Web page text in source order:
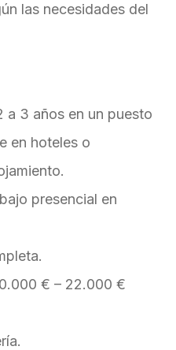
las necesidades del
a 3 años en un puesto
en hoteles o
presencial en
€ – 22.000 €